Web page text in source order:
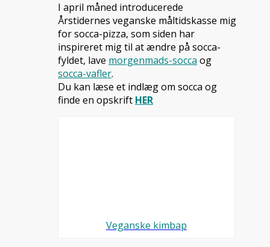
I april måned introducerede
Årstidernes veganske måltidskasse mig
for socca-pizza, som siden har
inspireret mig til at ændre på socca-
fyldet, lave morgenmads-socca og
socca-vafler.
Du kan læse et indlæg om socca og
finde en opskrift HER
Veganske kimbap